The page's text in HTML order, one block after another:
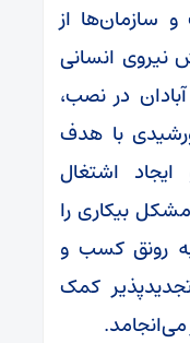
و سازمان‌ها از
نیروی انسانی
در نصب،
با هدف
اشتغال
بیکاری را
به رونق کسب و
کمک
می‌انجامد.